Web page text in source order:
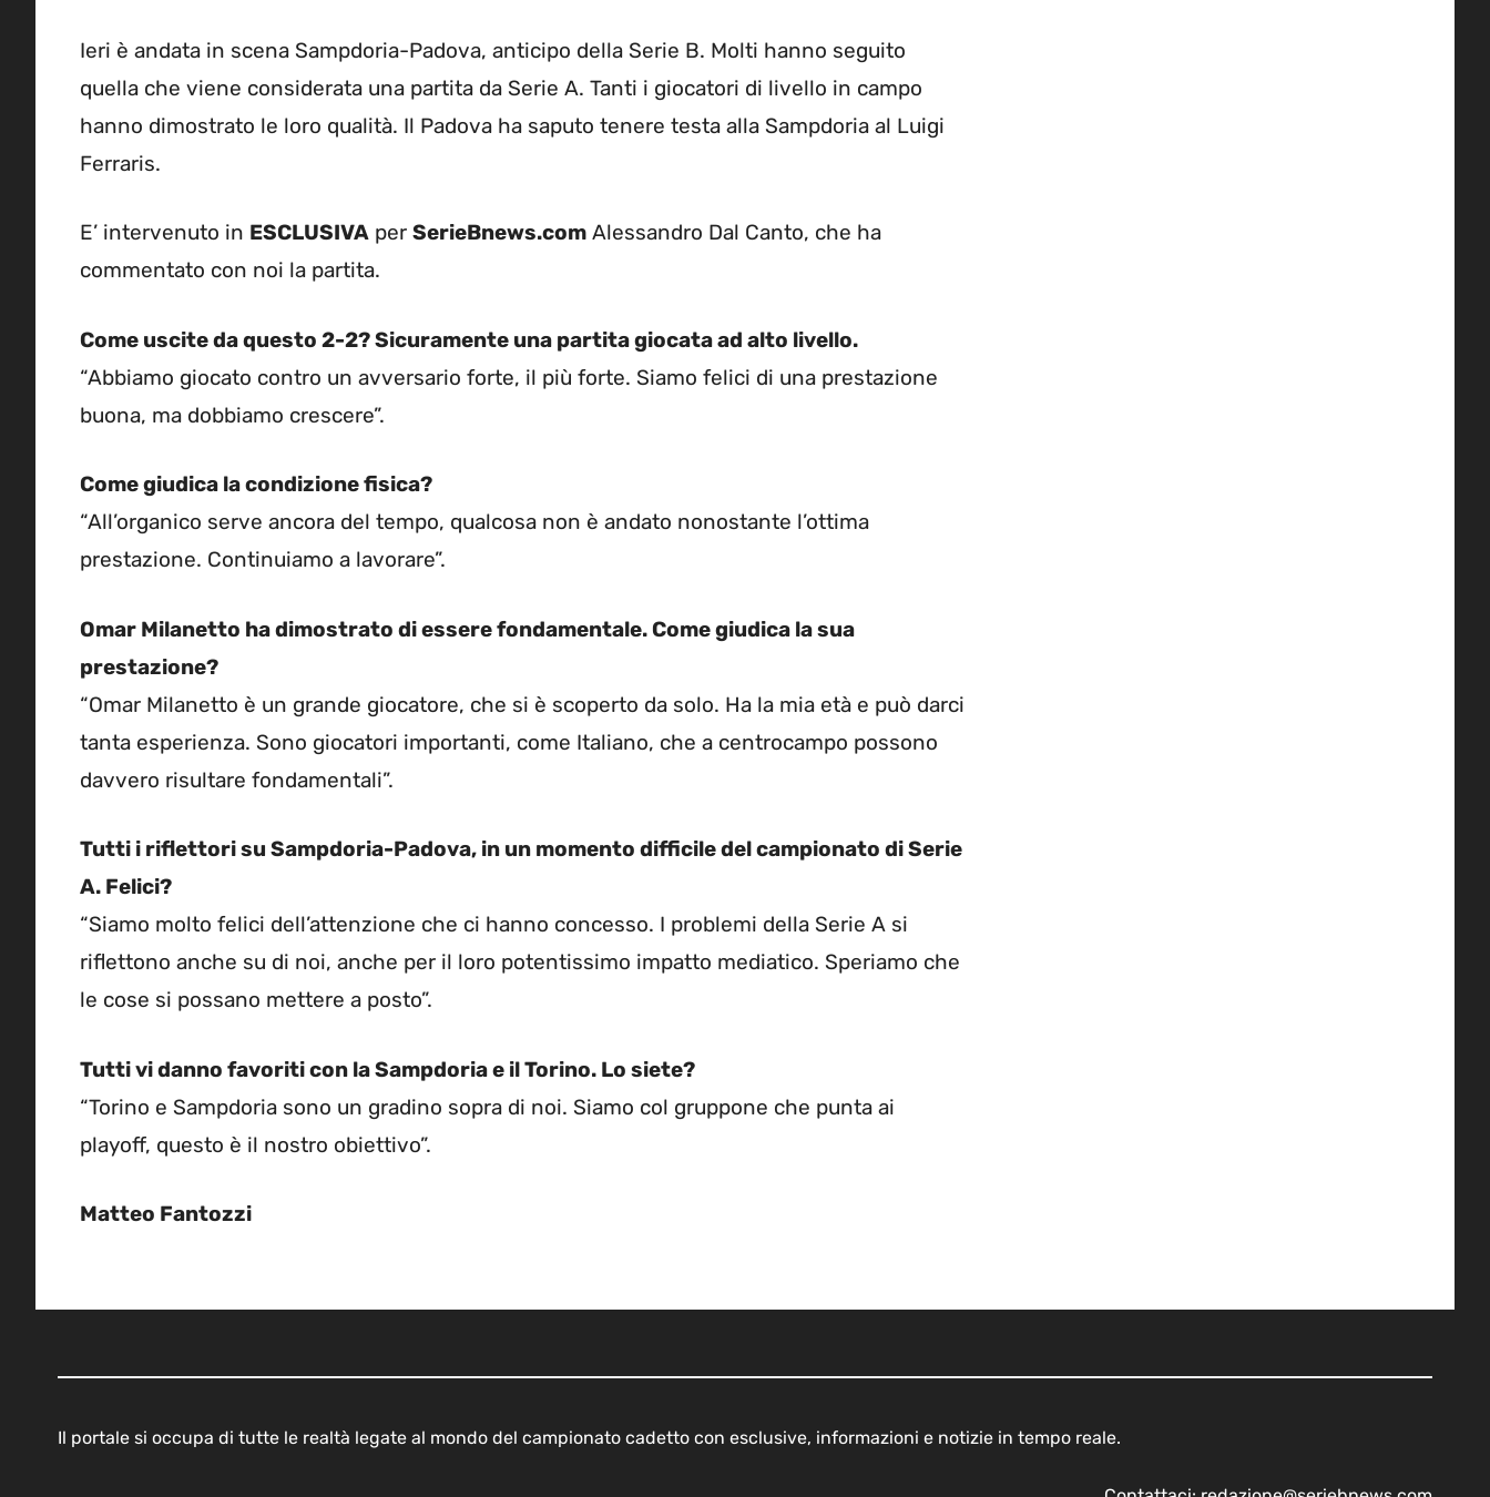
Ieri è andata in scena Sampdoria-Padova, anticipo della Serie B. Molti hanno seguito
quella che viene considerata una partita da Serie A. Tanti i giocatori di livello in campo
hanno dimostrato le loro qualità. Il Padova ha saputo tenere testa alla Sampdoria al Luigi
Ferraris.
E’ intervenuto in ESCLUSIVA per SerieBnews.com Alessandro Dal Canto, che ha
commentato con noi la partita.
Come uscite da questo 2-2? Sicuramente una partita giocata ad alto livello.
“Abbiamo giocato contro un avversario forte, il più forte. Siamo felici di una prestazione
buona, ma dobbiamo crescere”.
Come giudica la condizione fisica?
“All’organico serve ancora del tempo, qualcosa non è andato nonostante l’ottima
prestazione. Continuiamo a lavorare”.
Omar Milanetto ha dimostrato di essere fondamentale. Come giudica la sua
prestazione?
“Omar Milanetto è un grande giocatore, che si è scoperto da solo. Ha la mia età e può darci
tanta esperienza. Sono giocatori importanti, come Italiano, che a centrocampo possono
davvero risultare fondamentali”.
Tutti i riflettori su Sampdoria-Padova, in un momento difficile del campionato di Serie
A. Felici?
“Siamo molto felici dell’attenzione che ci hanno concesso. I problemi della Serie A si
riflettono anche su di noi, anche per il loro potentissimo impatto mediatico. Speriamo che
le cose si possano mettere a posto”.
Tutti vi danno favoriti con la Sampdoria e il Torino. Lo siete?
“Torino e Sampdoria sono un gradino sopra di noi. Siamo col gruppone che punta ai
playoff, questo è il nostro obiettivo”.
Matteo Fantozzi
Il portale si occupa di tutte le realtà legate al mondo del campionato cadetto con esclusive, informazioni e notizie in tempo reale.